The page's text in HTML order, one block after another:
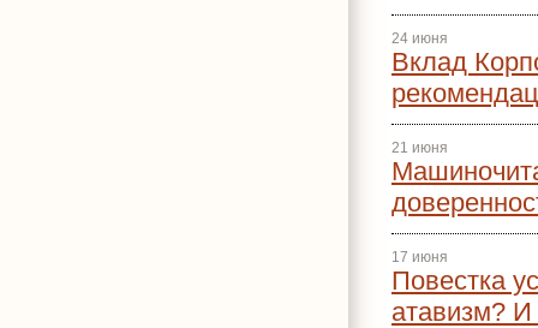
24 июня
Вклад
21 июня
17 июня
Повестка
атавизм?